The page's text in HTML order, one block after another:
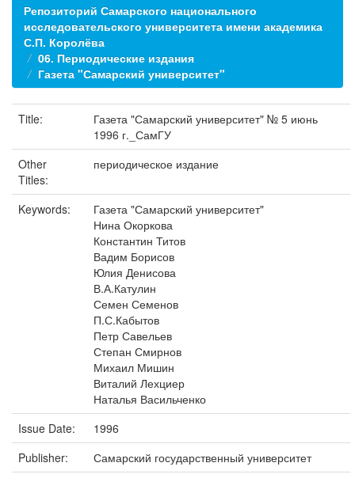
Репозиторий Самарского национального
исследовательского университета имени академика
С.П. Королёва
06. Периодические издания
Газета "Самарский университет"
Title:
Газета "Самарский университет" № 5 июнь
1996 г._СамГУ
Other
Titles:
периодическое издание
Keywords:
Газета "Самарский университет"
Нина Окоркова
Константин Титов
Вадим Борисов
Юлия Денисова
В.А.Катулин
Семен Семенов
П.С.Кабытов
Петр Савельев
Степан Смирнов
Михаил Мишин
Виталий Лехциер
Наталья Васильченко
Issue Date:
1996
Publisher:
Самарский государственный университет